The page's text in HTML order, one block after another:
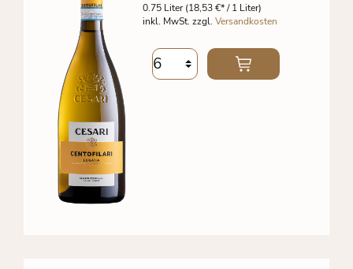
0.75 Liter(18,53 €* / 1 Liter)
inkl. MwSt. zzgl. Versandkosten